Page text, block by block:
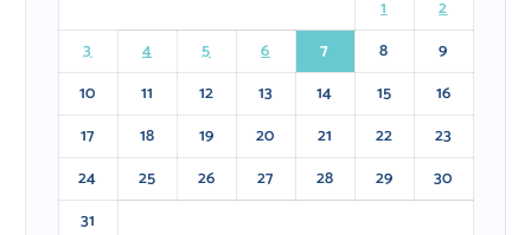
1
2
3
4 5 6 7 8
9
10
11 12 13 14 15
16
17
18 19 20 21 22
23
24
25 26 27 28 29
30
31